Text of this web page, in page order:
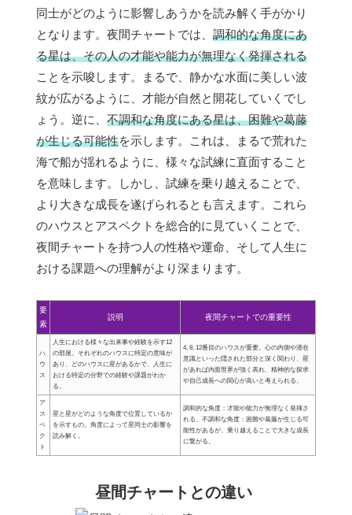
同士がどのように影響しあうかを読み解く手がかり
となります。夜間チャートでは、 調和的な角度にあ
る星は、その人の才能や能力が無理なく発揮される
ことを示唆します。まるで、静かな水面に美しい波
紋が広がるように、才能が自然と開花していくでし
ょう。逆に、 不調和な角度にある星は、困難や葛藤
が生じる可能性を示します。これは、まるで荒れた
海で船が揺れるように、様々な試練に直面すること
を意味します。しかし、試練を乗り越えることで、
より大きな成長を遂げられるとも言えます。これら
のハウスとアスペクトを総合的に見ていくことで、
夜間チャートを持つ人の性格や運命、そして人生に
おける課題への理解がより深まります。
要
素
説明 夜間チャートでの重要性
ハ
ウ
ス
人生における様々な出来事や経験を示す12
の部屋。それぞれのハウスに特定の意味が
あり、どのハウスに星があるかで、人生に
おける特定の分野での経験や課題がわか
る。
4, 8, 12番目のハウスが重要。心の内側や潜在
意識といった隠された部分と深く関わり、星
があれば内面世界が強く表れ、精神的な探求
や自己成長への関心が高いと考えられる。
ア
ス
ペ
ク
ト
星と星がどのような角度で位置しているか
を示すもの。角度によって星同士の影響を
読み解く。
調和的な角度：才能や能力が無理なく発揮さ
れる。不調和な角度：困難や葛藤が生じる可
能性があるが、乗り越えることで大きな成長
に繋がる。
昼間チャートとの違い